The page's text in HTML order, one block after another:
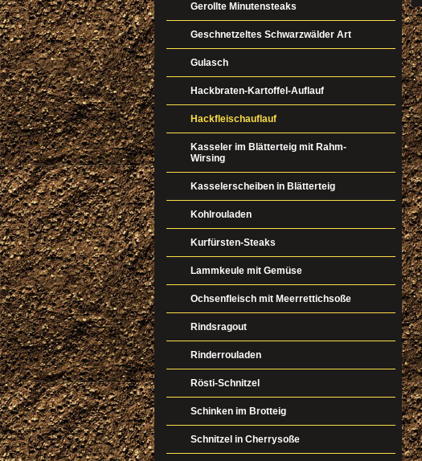
Gerollte Minutensteaks
Geschnetzeltes Schwarzwälder Art
Gulasch
Hackbraten-Kartoffel-Auflauf
Hackfleischauflauf
Kasseler im Blätterteig mit Rahm-
Wirsing
Kasselerscheiben in Blätterteig
Kohlrouladen
Kurfürsten-Steaks
Lammkeule mit Gemüse
Ochsenfleisch mit Meerrettichsoße
Rindsragout
Rinderrouladen
Rösti-Schnitzel
Schinken im Brotteig
Schnitzel in Cherrysoße